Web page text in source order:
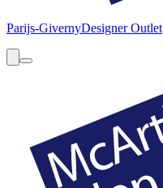
Parijs-GivernyDesigner Outlet